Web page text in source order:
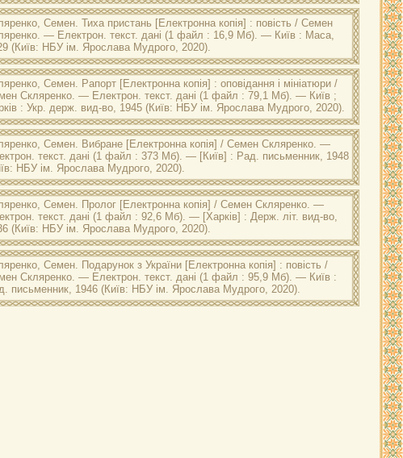
друкованого документу зберігається в НБУ ім. Ярослава Мудрого:
С. Україна кличе : повість / Семен Скляренко. — [Б. м.] : Спілка рад.
України, 1943. — 138 с.
Семен. Тиха пристань [Електронна копія] : повість / Семен
— Електрон. текст. дані (1 файл : 16,9 Мб). — Київ : Маса,
(Київ: НБУ ім. Ярослава Мудрого, 2020).
друкованого документу зберігається в НБУ ім. Ярослава Мудрого:
С. Тиха пристань : повість / Семен Скляренко. — Київ : Маса, 1929. — 185.
Семен. Рапорт [Електронна копія] : оповідання і мініатюри /
Скляренко. — Електрон. текст. дані (1 файл : 79,1 Мб). — Київ ;
: Укр. держ. вид-во, 1945 (Київ: НБУ ім. Ярослава Мудрого, 2020).
друкованого документу зберігається в НБУ ім. Ярослава Мудрого:
С. Рапорт : оповідання і мініатюри / Семен Скляренко. — Київ ; Харків : Укр.
вид-во, 1945. — 84 с.
Семен. Вибране [Електронна копія] / Семен Скляренко. —
текст. дані (1 файл : 373 Мб). — [Київ] : Рад. письменник, 1948
НБУ ім. Ярослава Мудрого, 2020).
друкованого документу зберігається в НБУ ім. Ярослава Мудрого:
С. Вибране / Семен Скляренко. — [Київ] : Рад. письменник, 1948. — 451 с.
Семен. Пролог [Електронна копія] / Семен Скляренко. —
текст. дані (1 файл : 92,6 Мб). — [Харків] : Держ. літ. вид-во,
(Київ: НБУ ім. Ярослава Мудрого, 2020).
друкованого документу зберігається в НБУ ім. Ярослава Мудрого:
С. Пролог / Семен Скляренко. — [Харків] : Держ. літ. вид-во, 1936. — 174 с.
Семен. Подарунок з України [Електронна копія] : повість /
Скляренко. — Електрон. текст. дані (1 файл : 95,9 Мб). — Київ :
письменник, 1946 (Київ: НБУ ім. Ярослава Мудрого, 2020).
друкованого документу зберігається в НБУ ім. Ярослава Мудрого: